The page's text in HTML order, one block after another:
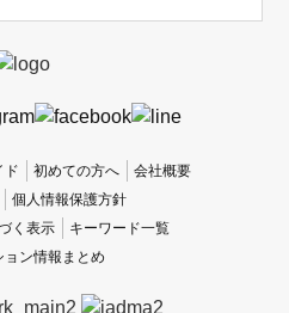
ド 初めての方へ
会社概要
個人情報保護方針
く表示
キーワード一覧
ョン情報まとめ